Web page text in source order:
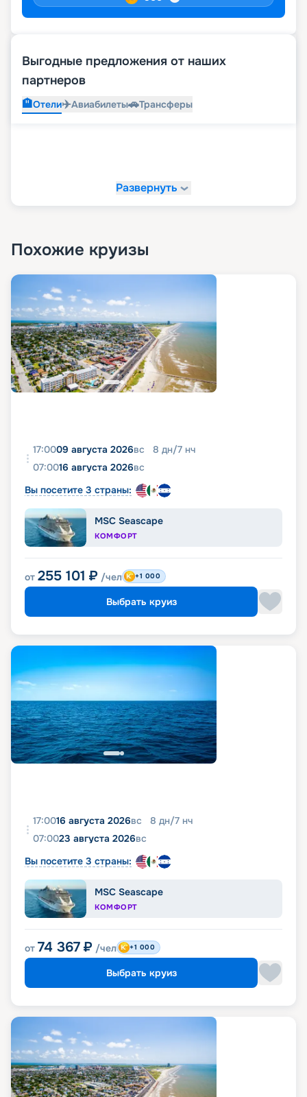
Выгодные предложения от наших
партнеров
🏨Отели✈️Авиабилеты🚗Трансферы
Развернуть
Похожие круизы
17:0009 августа 2026вс 8 дн/7 нч
07:0016 августа 2026вс
Вы посетите 3 страны:
MSC Seascape
КОМФОРТ
от 255 101 ₽ /чел +1 000
Выбрать круиз
17:0016 августа 2026вс 8 дн/7 нч
07:0023 августа 2026вс
Вы посетите 3 страны:
MSC Seascape
КОМФОРТ
от 74 367 ₽ /чел +1 000
Выбрать круиз